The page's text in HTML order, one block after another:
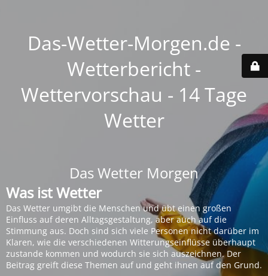
Das-Wetter-Morgen.de -
Wetterbericht -
Wettervorschau - 14 Tage
Wetter
Das Wetter Morgen
Was ist Wetter
Das Wetter umgibt die Menschen und übt einen großen
Einfluss auf deren Alltagsgestaltung, aber auch auf die
Stimmung aus. Doch sind sich viele Personen nicht darüber im
Klaren, wie die verschiedenen Witterungseinflüsse überhaupt
zustande kommen und wodurch sie sich auszeichnen. Der
Beitrag greift diese Themen auf und geht ihnen auf den Grund.